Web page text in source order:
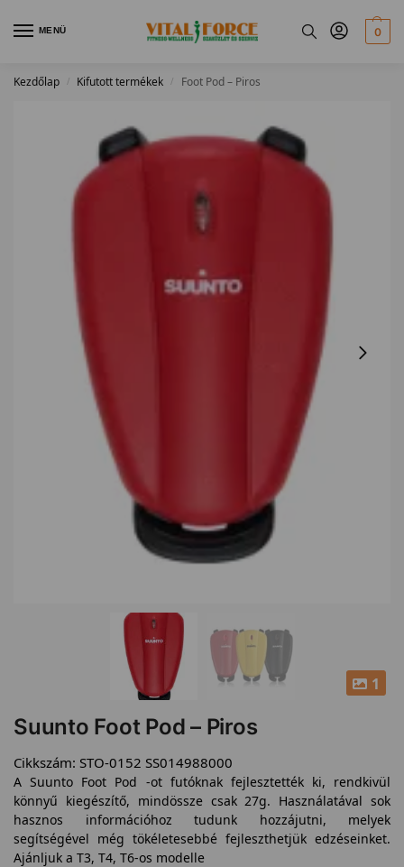
MENÜ 0
Kezdőlap / Kifutott termékek / Foot Pod – Piros
1
Suunto Foot Pod – Piros
Cikkszám: STO-0152 SS014988000
A Suunto Foot Pod -ot futóknak fejlesztették ki, rendkivül
könnyű kiegészítő, mindössze csak 27g. Használatával sok
hasznos információhoz tudunk hozzájutni, melyek
segítségével még tökéletesebbé fejleszthetjük edzéseinket.
Ajánljuk a T3, T4, T6-os modelle